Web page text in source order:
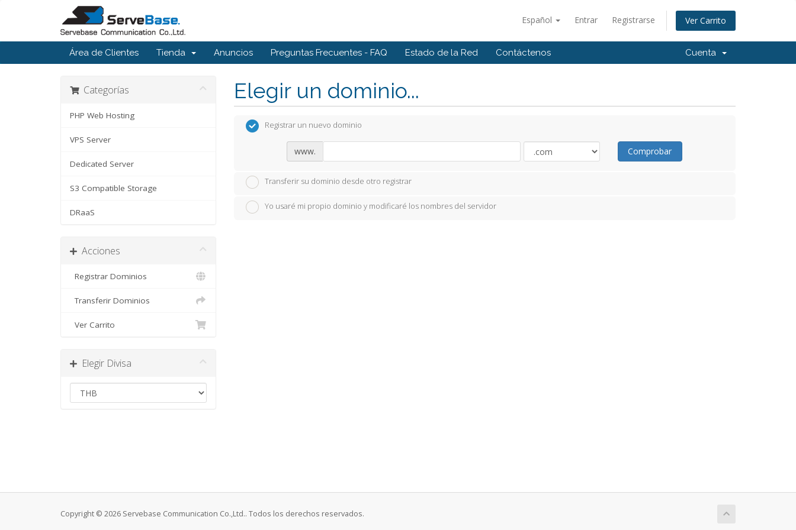
Español Entrar Registrarse Ver Carrito
Área de Clientes Tienda Anuncios Preguntas Frecuentes - FAQ Estado de la Red Contáctenos Cuenta
Categorías
PHP Web Hosting
VPS Server
Dedicated Server
S3 Compatible Storage
DRaaS
Acciones
Registrar Dominios
Transferir Dominios
Ver Carrito
Elegir Divisa
Elegir un dominio...
Registrar un nuevo dominio
www. Comprobar
Transferir su dominio desde otro registrar
Yo usaré mi propio dominio y modificaré los nombres del servidor
Copyright © 2026 Servebase Communication Co.,Ltd.. Todos los derechos reservados.